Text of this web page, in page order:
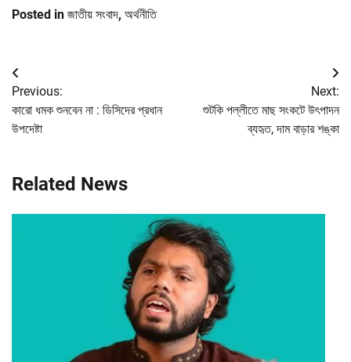
Posted in জাতীয় সংবাদ, অর্থনীতি
Post
navigation
Previous:
কারো ধমক শুনবেন না : ডিসিদের প্রধান
উপদেষ্টা
Next:
শুটকি পল্লীতে মাছ সংকটে উৎপাদন
ব্যহৃত, দাম বাড়ার শঙ্কা
Related News